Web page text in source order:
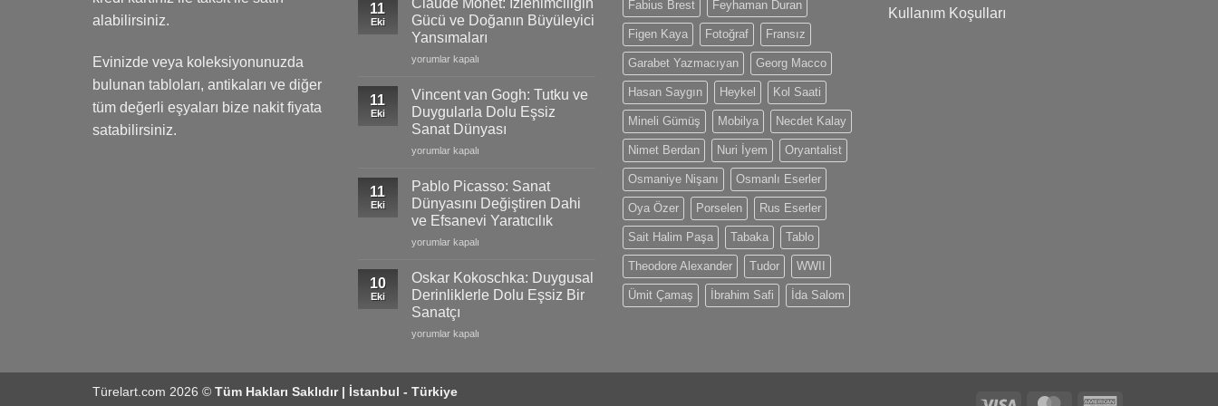
alabilirsiniz.
Evinizde veya koleksiyonunuzda
bulunan tabloları, antikaları ve diğer
tüm değerli eşyaları bize nakit fiyata
satabilirsiniz.
18k
Gold
Models,
Limited
and
Swiss
Craftsmanship
için
11
Eki
Claude Monet: İzlenimciliğin
Gücü ve Doğanın Büyüleyici
Yansımaları
Claude
İzlenimciliğin
Gücü
ve
Doğanın
Büyüleyici
için
yorumlar kapalı
11
Eki
Vincent van Gogh: Tutku ve
Duygularla Dolu Eşsiz
Sanat Dünyası
Vincent
Gogh:
Tutku
ve
Duygularla
Dolu
Sanat
Dünyası
için
yorumlar kapalı
11
Eki
Pablo Picasso: Sanat
Dünyasını Değiştiren Dahi
ve Efsanevi Yaratıcılık
Pablo
Sanat
Dünyasını
Değiştiren
Dahi
ve
yorumlar kapalı
10
Eki
Oskar Kokoschka: Duygusal
Derinliklerle Dolu Eşsiz Bir
Sanatçı
Oskar
Dolu
yorumlar kapalı
Fabius Brest Feyhaman Duran
Figen Kaya Fotoğraf Fransız
Garabet Yazmacıyan Georg Macco
Hasan Saygın Heykel Kol Saati
Mineli Gümüş Mobilya Necdet Kalay
Nimet Berdan Nuri İyem Oryantalist
Osmaniye Nişanı Osmanlı Eserler
Oya Özer Porselen Rus Eserler
Sait Halim Paşa Tabaka Tablo
Theodore Alexander Tudor WWII
Ümit Çamaş İbrahim Safi İda Salom
Kullanım Koşulları
Visa MasterCard
Türelart.com 2026 © Tüm Hakları Saklıdır | İstanbul - Türkiye